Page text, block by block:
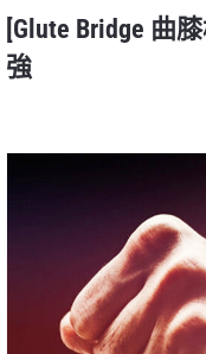
[Glute Bridge 曲
強